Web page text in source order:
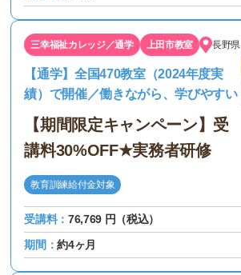
三幸福祉カレッジ／通学 上田市教室 長野県
【通学】全国470教室（2024年度実
績）で開催／働きながら、学びやすい
【期間限定キャンペーン】受
講料30%OFF★実務者研修
教育訓練給付金対象
受講料：76,769 円（税込）
期間：約4ヶ月